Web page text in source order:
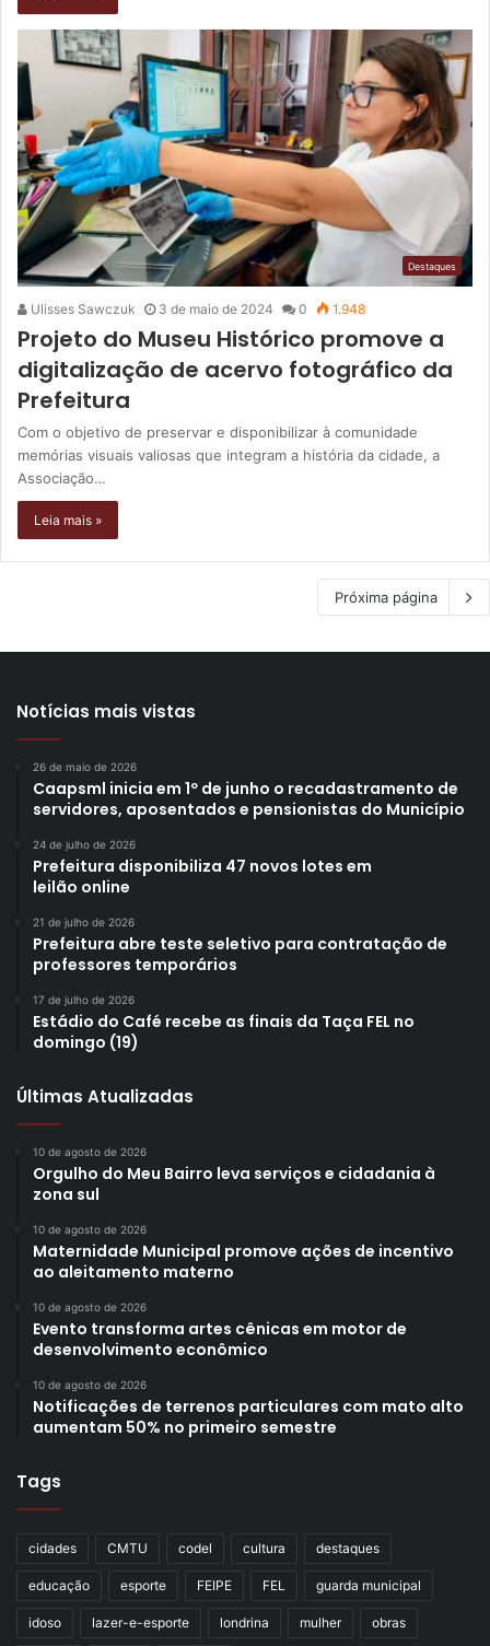
Destaques
Ulisses Sawczuk 3 de maio de 2024 0 1.948
Projeto do Museu Histórico promove a
digitalização de acervo fotográfico da
Prefeitura
Com o objetivo de preservar e disponibilizar à comunidade
memórias visuais valiosas que integram a história da cidade, a
Associação…
Leia mais »
Próxima página
Notícias mais vistas
26 de maio de 2026
Caapsml inicia em 1º de junho o recadastramento de
servidores, aposentados e pensionistas do Município
24 de julho de 2026
Prefeitura disponibiliza 47 novos lotes em
leilão online
21 de julho de 2026
Prefeitura abre teste seletivo para contratação de
professores temporários
17 de julho de 2026
Estádio do Café recebe as finais da Taça FEL no
domingo (19)
Últimas Atualizadas
10 de agosto de 2026
Orgulho do Meu Bairro leva serviços e cidadania à
zona sul
10 de agosto de 2026
Maternidade Municipal promove ações de incentivo
ao aleitamento materno
10 de agosto de 2026
Evento transforma artes cênicas em motor de
desenvolvimento econômico
10 de agosto de 2026
Notificações de terrenos particulares com mato alto
aumentam 50% no primeiro semestre
Tags
cidades CMTU codel cultura destaques
educação esporte FEIPE FEL guarda municipal
idoso lazer-e-esporte londrina mulher obras